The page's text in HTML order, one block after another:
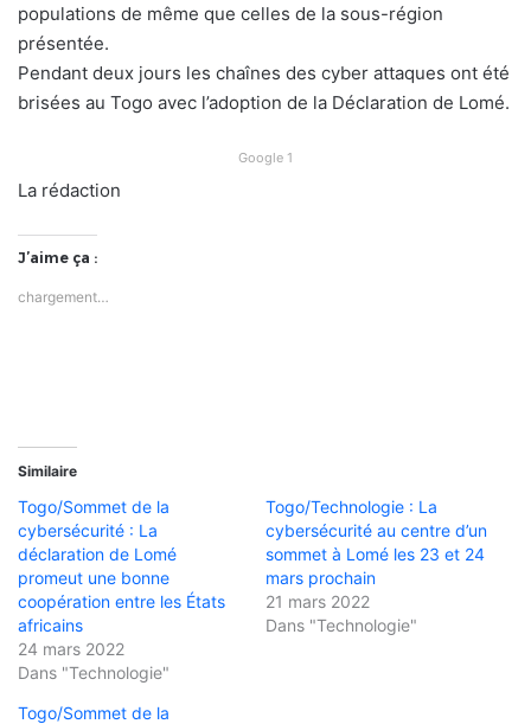
populations de même que celles de la sous-région
présentée.
Pendant deux jours les chaînes des cyber attaques ont été
brisées au Togo avec l’adoption de la Déclaration de Lomé.
Google 1
La rédaction
J’aime ça :
chargement…
Similaire
Togo/Sommet de la
cybersécurité : La
déclaration de Lomé
promeut une bonne
coopération entre les États
africains
24 mars 2022
Dans "Technologie"
Togo/Technologie : La
cybersécurité au centre d’un
sommet à Lomé les 23 et 24
mars prochain
21 mars 2022
Dans "Technologie"
Togo/Sommet de la